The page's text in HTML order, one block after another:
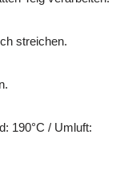
streichen.
190°C / Umluft: